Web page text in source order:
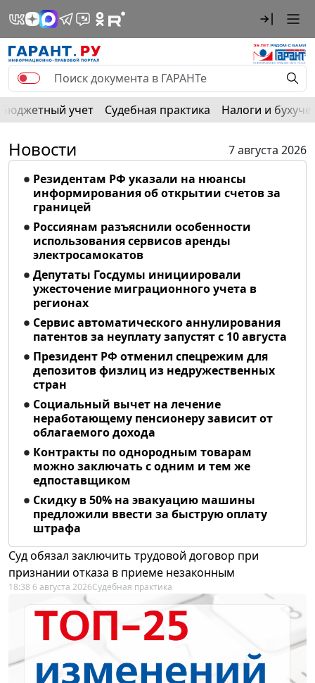
Бюджетный учет Судебная практика Налоги и
Новости
7 августа 2026
Резидентам РФ указали на нюансы
информирования об открытии счетов за
границей
Россиянам разъяснили особенности
использования сервисов аренды
электросамокатов
Депутаты Госдумы инициировали
ужесточение миграционного учета в
регионах
Сервис автоматического аннулирования
патентов за неуплату запустят с 10 августа
Президент РФ отменил спецрежим для
депозитов физлиц из недружественных
стран
Социальный вычет на лечение
неработающему пенсионеру зависит от
облагаемого дохода
Контракты по однородным товарам
можно заключать с одним и тем же
едпоставщиком
Скидку в 50% на эвакуацию машины
предложили ввести за быструю оплату
штрафа
Суд обязал заключить трудовой договор при
признании отказа в приеме незаконным
18:38 6 августа 2026Судебная практика